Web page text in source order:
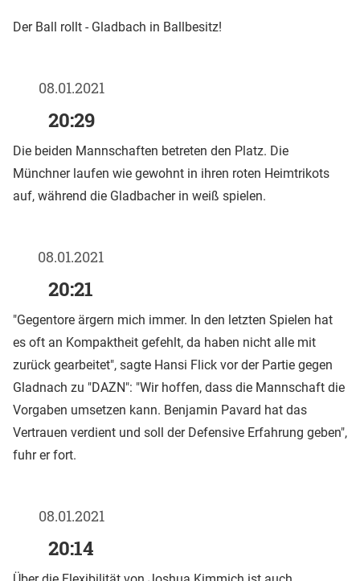
Der Ball rollt - Gladbach in Ballbesitz!
08.01.2021
20:29
Die beiden Mannschaften betreten den Platz. Die
Münchner laufen wie gewohnt in ihren roten Heimtrikots
auf, während die Gladbacher in weiß spielen.
08.01.2021
20:21
"Gegentore ärgern mich immer. In den letzten Spielen hat
es oft an Kompaktheit gefehlt, da haben nicht alle mit
zurück gearbeitet", sagte Hansi Flick vor der Partie gegen
Gladnach zu "DAZN": "Wir hoffen, dass die Mannschaft die
Vorgaben umsetzen kann. Benjamin Pavard hat das
Vertrauen verdient und soll der Defensive Erfahrung geben",
fuhr er fort.
08.01.2021
20:14